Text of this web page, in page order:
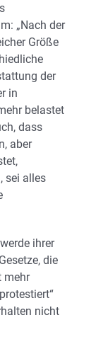
„Nach der
Größe
der
in
belastet
dass
aber
sei alles
ihrer
die
mehr
nicht